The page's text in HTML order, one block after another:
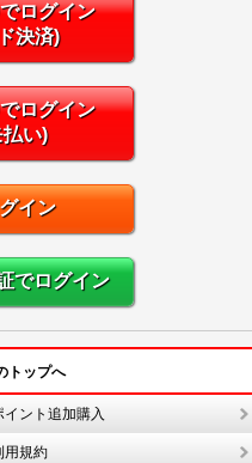
ログイン
決済)
ログイン
い)
イン
でログイン
トップへ
イント追加購入
用規約